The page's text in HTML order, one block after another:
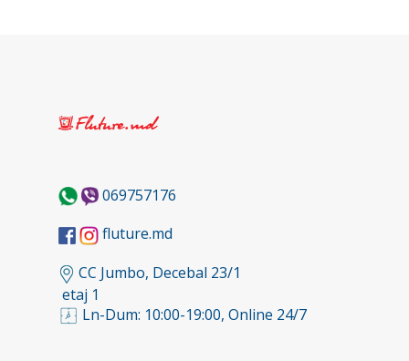
069757176
fluture.md
CC Jumbo, Decebal 23/1
etaj 1
Ln-Dum: 10:00-19:00, Online 24/7